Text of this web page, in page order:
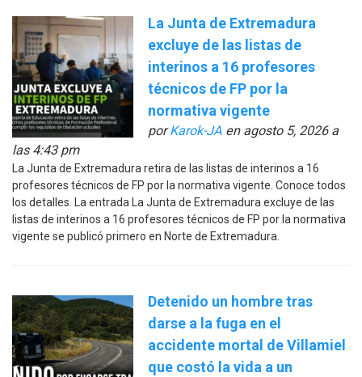
La Junta de Extremadura
excluye de las listas de
interinos a 16 profesores
técnicos de FP por la
normativa vigente
porKarok-JA en agosto 5, 2026 a
las 4:43 pm
La Junta de Extremadura retira de las listas de interinos a 16
profesores técnicos de FP por la normativa vigente. Conoce todos
los detalles. La entrada La Junta de Extremadura excluye de las
listas de interinos a 16 profesores técnicos de FP por la normativa
vigente se publicó primero en Norte de Extremadura.
Detenido un hombre tras
darse a la fuga en el
accidente mortal de Villamiel
que costó la vida a un